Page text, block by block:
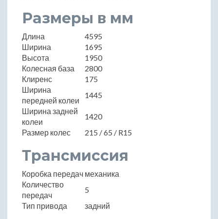
Размеры в мм
Длина
4595
Ширина
1695
Высота
1950
Колесная база
2800
Клиренс
175
Ширина
передней колеи
1445
Ширина задней
колеи
1420
Размер колес
215 / 65 / R15
Трансмиссия
Коробка передач механика
Количество
передач
5
Тип привода
задний